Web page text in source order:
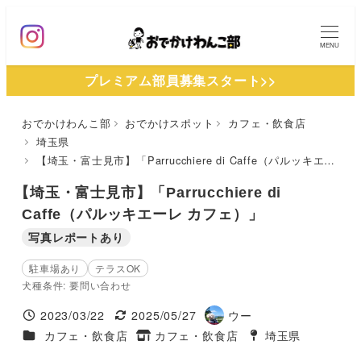
ン
MENU
プレミアム部員募集スタート>>
おでかけわんこ部 おでかけスポット
カフェ・飲食店
埼玉県
【埼玉・富士見市】「Parrucchiere di Caffe（パルッキエーレ カフェ）」
【埼玉・富士見市】「Parrucchiere di
Caffe（パルッキエーレ カフェ）」
写真レポートあり
駐車場あり
テラスOK
犬種条件: 要問い合わせ
投稿日
2023/03/22
更新日
2025/05/27
著
者
ウー
施設ジャンル
カフェ・飲食店
タグ
カフェ・飲食店
タグ
埼玉県